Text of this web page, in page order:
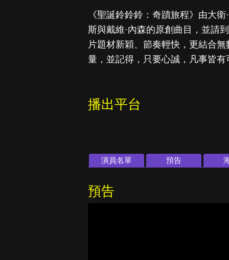
《聖誕鈴鈴鈴：奇蹟旅程》由大
斯與戴維·內森的原創曲目，並請
片題材新穎、節奏輕快，更結合
量，並記得，只要心誠，凡事皆有
播出平台
演員名單 預告
預告